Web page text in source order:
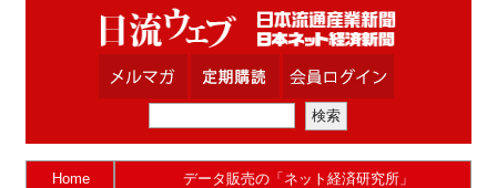
Home データ販売の「ネット経済研究所」